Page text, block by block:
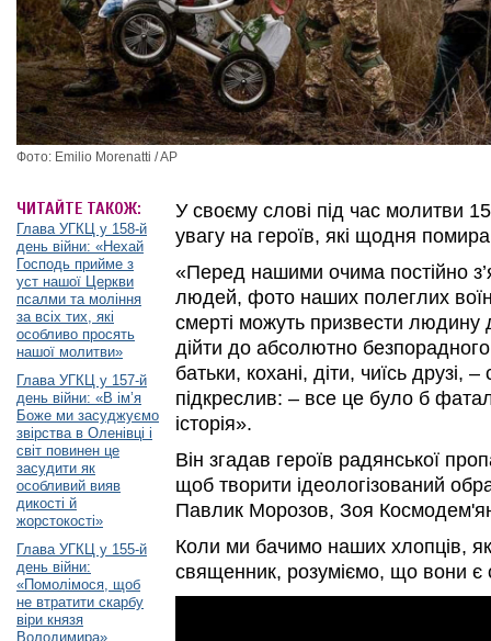
Фото: Emilio Morenatti / AP
ЧИТАЙТЕ ТАКОЖ:
Глава УГКЦ у 158-й
день війни: «Нехай
Господь прийме з
уст нашої Церкви
псалми та моління
за всіх тих, які
особливо просять
нашої молитви»
Глава УГКЦ у 157-й
день війни: «В ім’я
Боже ми засуджуємо
звірства в Оленівці і
світ повинен це
засудити як
особливий вияв
дикості й
жорстокості»
Глава УГКЦ у 155-й
день війни:
«Помолімося, щоб
не втратити скарбу
віри князя
Володимира»
У своєму слові під час молитви
увагу на героїв, які щодня
«Перед нашими очима постійно
людей, фото наших полеглих
смерті можуть призвести
дійти до абсолютно
батьки, кохані, діти, чиїсь друзі,
підкреслив: – все це було б
історія».
Він згадав героїв радянської
щоб творити ідеологізований
Павлик Морозов, Зоя
Коли ми бачимо наших хлопців,
священник, розуміємо, що вони є